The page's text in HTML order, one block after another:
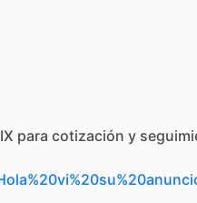
para cotización y